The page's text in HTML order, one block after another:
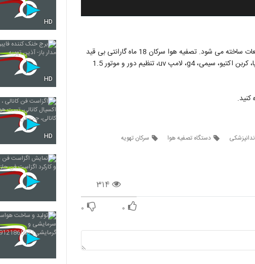
دستگاه تصفیه هوا سرکان، با استفاده از بهترین و با کیفیت ترین قطعات ساخته می شود. تصفیه هوا سرکان 18 ماه گارانتی بی قید
و شرط و 24 ماه خدمات پس از فروش دارد. دستگاه دارای فیلتر هپا، کربن اکتیو، سیمی، g4، لامپ uv، تنظیم دور و موتور 1.5
دستگاه تصفیه هوا
سرکان تهویه
۳۱۴
۰ ۰
HD
HD
HD